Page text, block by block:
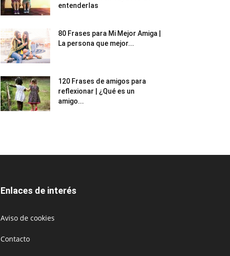
entenderlas
80 Frases para Mi Mejor Amiga |
La persona que mejor...
120 Frases de amigos para
reflexionar | ¿Qué es un
amigo...
Enlaces de interés
Aviso de cookies
Contacto